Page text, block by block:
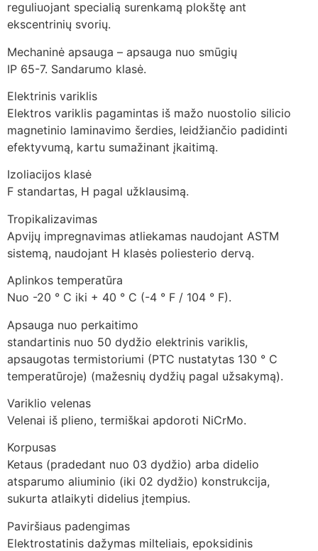
reguliuojant specialią surenkamą plokštę ant
ekscentrinių svorių.
Mechaninė apsauga – apsauga nuo smūgių
IP 65-7. Sandarumo klasė.
Elektrinis variklis
Elektros variklis pagamintas iš mažo nuostolio silicio
magnetinio laminavimo šerdies, leidžiančio padidinti
efektyvumą, kartu sumažinant įkaitimą.
Izoliacijos klasė
F standartas, H pagal užklausimą.
Tropikalizavimas
Apvijų impregnavimas atliekamas naudojant ASTM
sistemą, naudojant H klasės poliesterio dervą.
Aplinkos temperatūra
Nuo -20 ° C iki + 40 ° C (-4 ° F / 104 ° F).
Apsauga nuo perkaitimo
standartinis nuo 50 dydžio elektrinis variklis,
apsaugotas termistoriumi (PTC nustatytas 130 ° C
temperatūroje) (mažesnių dydžių pagal užsakymą).
Variklio velenas
Velenai iš plieno, termiškai apdoroti NiCrMo.
Korpusas
Ketaus (pradedant nuo 03 dydžio) arba didelio
atsparumo aliuminio (iki 02 dydžio) konstrukcija,
sukurta atlaikyti didelius įtempius.
Paviršiaus padengimas
Elektrostatinis dažymas milteliais, epoksidinis